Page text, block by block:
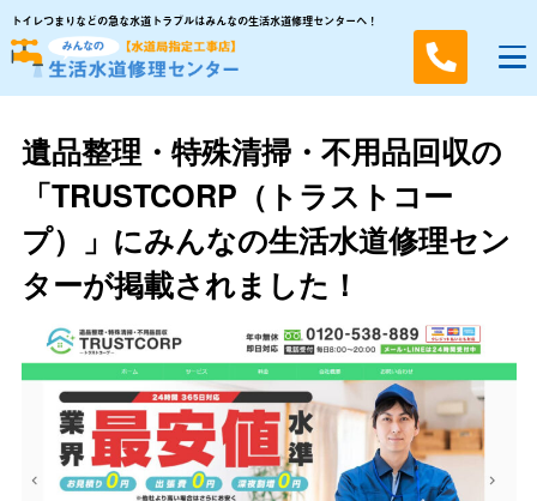
トイレつまりなどの急な水道トラブルはみんなの生活水道修理センターへ！
遺品整理・特殊清掃・不用品回収の
「TRUSTCORP（トラストコー
プ）」にみんなの生活⽔道修理セン
ターが掲載されました！